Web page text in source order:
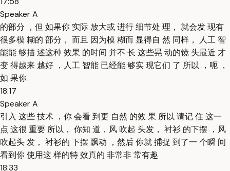
Speaker A
的部分 ，但 如果你 实际 放大或 进行 细节处 理， 就会发 现有
很多模 糊的 部分， 而且 因为模 糊而 显得自 然 同样， 人工 智
能能 够描 述这种 效果 的时间 并不 长 这些晃 动的镜 头最近 才
变 得越来 越好 ，人工 智能 已经能 够实 现它们 了 所以 ，呃 ，
如 果你
18:17
Speaker A
引入 这些 技术 ，你 会看 到更 自然 的效 果 所以 请记 住 这一
点 这很 重要 所以， 你知 道，风 吹起 头发， 衬衫 的下摆 ，风
吹起头 发， 衬衫的 下摆 飘动 ，然后 你就 捕捉 到了一 个瞬 间
看到你 使用这 样的特 效真的 非常非 常有趣
18:33